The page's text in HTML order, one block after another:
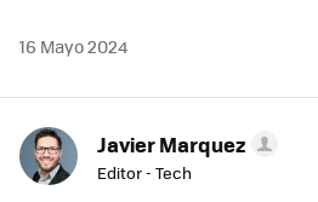
16 Mayo 2024
Javier Marquez
Editor - Tech